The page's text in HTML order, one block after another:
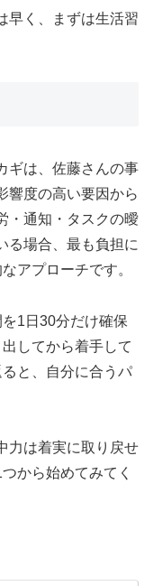
早く、まずは生活習
ギは、佐藤さんの事
響度の高い要因から
・通知・タスクの曖
る場合、最も負担に
アプローチです。
1日30分だけ確保
してから着手して
と、自分に合うパ
力は着実に取り戻せ
から始めてみてく